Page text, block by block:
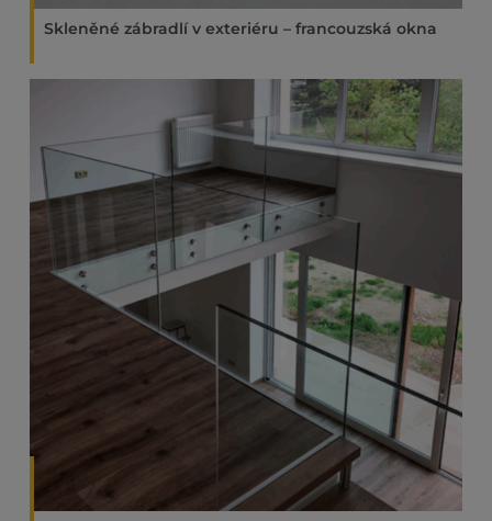
Skleněné zábradlí v exteriéru – francouzská okna